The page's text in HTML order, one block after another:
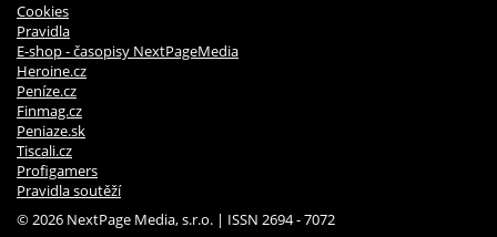
Cookies
Pravidla
E-shop - časopisy NextPageMedia
Heroine.cz
Peníze.cz
Finmag.cz
Peniaze.sk
Tiscali.cz
Profigamers
Pravidla soutěží
© 2026 NextPage Media, s.r.o. | ISSN 2694 - 7072